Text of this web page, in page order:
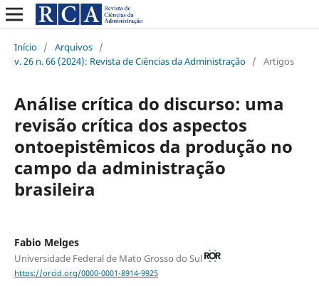
Início / Arquivos /
v. 26 n. 66 (2024): Revista de Ciências da Administração / Artigos
Análise crítica do discurso: uma
revisão crítica dos aspectos
ontoepistêmicos da produção no
campo da administração
brasileira
Fabio Melges
Universidade Federal de Mato Grosso do Sul
https://orcid.org/0000-0001-8914-9925